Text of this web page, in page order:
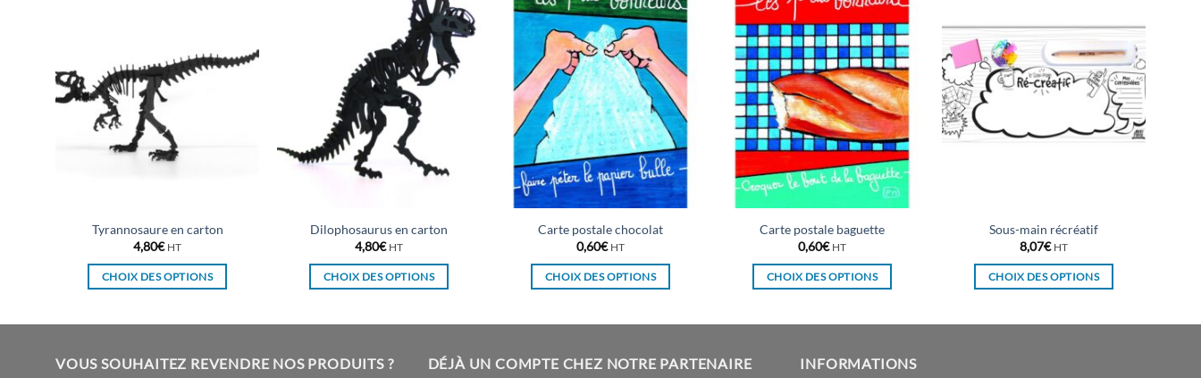
Tyrannosaure en carton
4,80€ HT
CHOIX DES OPTIONS
plusieurs
Dilophosaurus en carton
4,80€ HT
CHOIX DES OPTIONS
plusieurs
Carte postale chocolat
0,60€ HT
CHOIX DES OPTIONS
plusieurs
Carte postale baguette
0,60€ HT
CHOIX DES OPTIONS
plusieurs
Sous-main récréatif
8,07€ HT
CHOIX DES OPTIONS
VOUS SOUHAITEZ REVENDRE NOS PRODUITS ?
DÉJÀ UN COMPTE CHEZ NOTRE PARTENAIRE
INFORMATIONS